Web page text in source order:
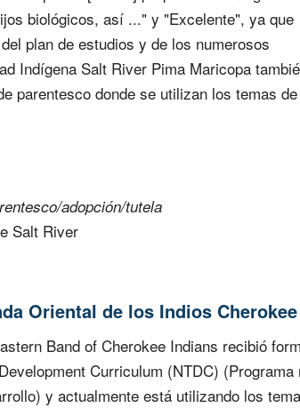
biológicos, así ..." y "Excelente", ya que
plan de estudios y de los numerosos
Indígena Salt River Pima Maricopa
parentesco donde se utilizan los temas de
adopción/tutela
Salt River
Oriental de los Indios Cherokee
Band of Cherokee Indians recibió
Curriculum (NTDC)
y actualmente está utilizando los